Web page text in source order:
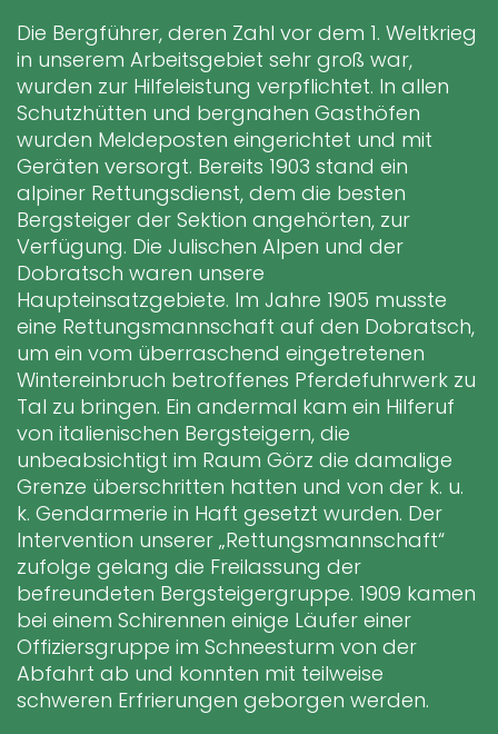
Die Bergführer, deren Zahl vor dem 1. Weltkrieg
in unserem Arbeitsgebiet sehr groß war,
wurden zur Hilfeleistung verpflichtet. In allen
Schutzhütten und bergnahen Gasthöfen
wurden Meldeposten eingerichtet und mit
Geräten versorgt. Bereits 1903 stand ein
alpiner Rettungsdienst, dem die besten
Bergsteiger der Sektion angehörten, zur
Verfügung. Die Julischen Alpen und der
Dobratsch waren unsere
Haupteinsatzgebiete. Im Jahre 1905 musste
eine Rettungsmannschaft auf den Dobratsch,
um ein vom überraschend eingetretenen
Wintereinbruch betroffenes Pferdefuhrwerk zu
Tal zu bringen. Ein andermal kam ein Hilferuf
von italienischen Bergsteigern, die
unbeabsichtigt im Raum Görz die damalige
Grenze überschritten hatten und von der k. u.
k. Gendarmerie in Haft gesetzt wurden. Der
Intervention unserer „Rettungsmannschaft“
zufolge gelang die Freilassung der
befreundeten Bergsteigergruppe. 1909 kamen
bei einem Schirennen einige Läufer einer
Offiziersgruppe im Schneesturm von der
Abfahrt ab und konnten mit teilweise
schweren Erfrierungen geborgen werden.